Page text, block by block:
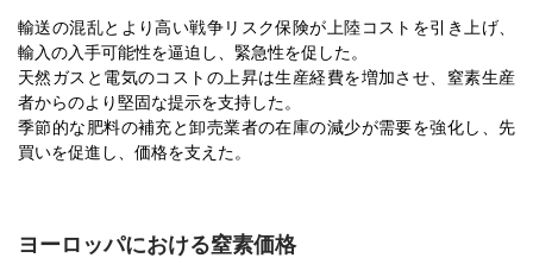
輸送の混乱とより高い戦争リスク保険が上陸コストを引き上げ、
輸入の入手可能性を逼迫し、緊急性を促した。
天然ガスと電気のコストの上昇は生産経費を増加させ、窒素生産
者からのより堅固な提示を支持した。
季節的な肥料の補充と卸売業者の在庫の減少が需要を強化し、先
買いを促進し、価格を支えた。
ヨーロッパにおける窒素価格